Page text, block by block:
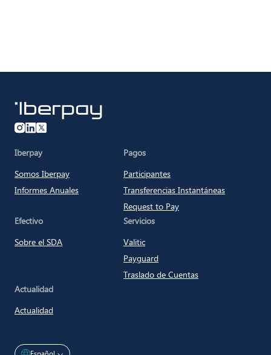
Iberpay
Iberpay
Somos Iberpay
Informes Anuales
Pagos
Participantes
Transferencias Instantáneas
Request to Pay
Efectivo
Sobre el SDA
Servicios
Valitic
Payguard
Traslado de Cuentas
Actualidad
Actualidad